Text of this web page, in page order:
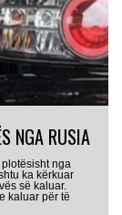
NGA RUSIA
nga
ka kërkuar
së kaluar.
kaluar për të